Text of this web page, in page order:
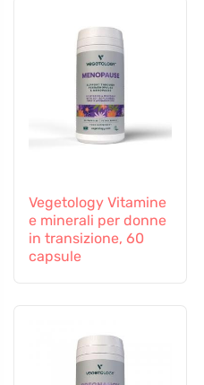
Vegetology Vitamine
e minerali per donne
in transizione, 60
capsule